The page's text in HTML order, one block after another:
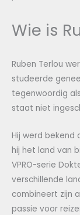
Wie is
Ruben Terlou
studeerde
tegenwoordig
staat niet
Hij werd bekend
hij het land van
VPRO-serie
verschillende
combineert zijn
passie voor